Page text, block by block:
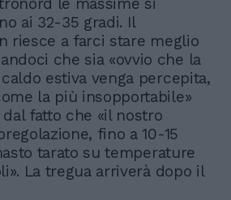
ai 32-35 gradi. Il
riesce a farci stare meglio
che sia «ovvio che la
estiva venga percepita,
la più insopportabile»
fatto che «il nostro
fino a 10-15
tarato su temperature
La tregua arriverà dopo il